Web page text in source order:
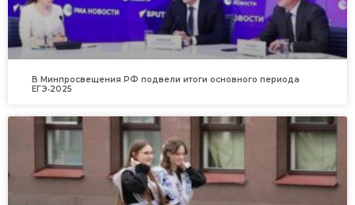
В Минпросвещения РФ подвели итоги основного периода
ЕГЭ‑2025